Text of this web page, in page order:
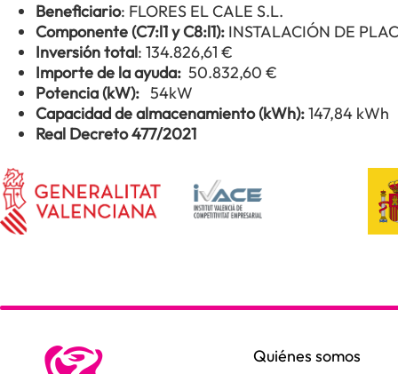
Beneficiario: FLORES EL CALE S.L.
Componente (C7:l1 y C8:l1): INSTALACIÓN DE
Inversión total: 134.826,61 €
Importe de la ayuda: 50.832,60 €
Potencia (kW): 54kW
Capacidad de almacenamiento (kWh):147,84 kWh
Real Decreto 477/2021
Quiénes somos